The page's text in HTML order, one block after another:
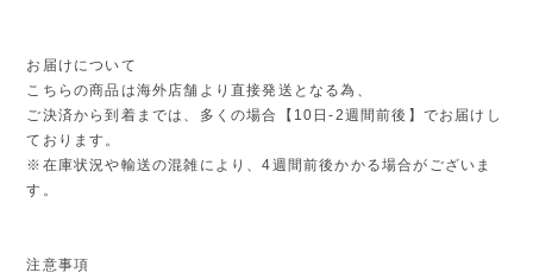
お届けについて
こちらの商品は海外店舗より直接発送となる為、
ご決済から到着までは、多くの場合【10日-2週間前後】でお届けし
ております。
※在庫状況や輸送の混雑により、4週間前後かかる場合がございま
す。
注意事項